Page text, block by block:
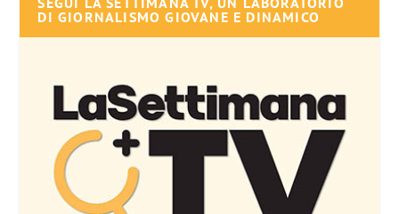
DI GIORNALISMO GIOVANE E DINAMICO